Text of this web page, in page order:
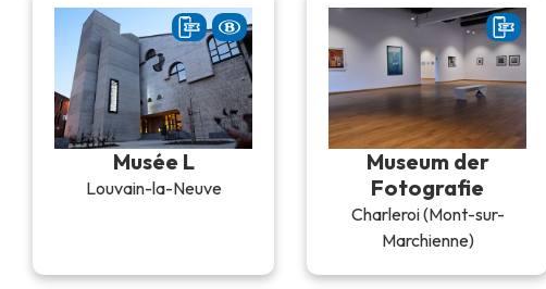
Musée L
Louvain-la-Neuve
Museum der
Fotografie
Charleroi (Mont-sur-
Marchienne)